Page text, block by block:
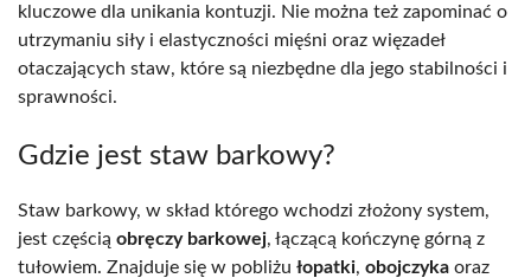
kluczowe dla unikania kontuzji. Nie można też zapominać o
utrzymaniu siły i elastyczności mięśni oraz więzadeł
otaczających staw, które są niezbędne dla jego stabilności i
sprawności.
Gdzie jest staw barkowy?
Staw barkowy, w skład którego wchodzi złożony system,
jest częścią obręczy barkowej, łączącą kończynę górną z
tułowiem. Znajduje się w pobliżu łopatki, obojczyka oraz